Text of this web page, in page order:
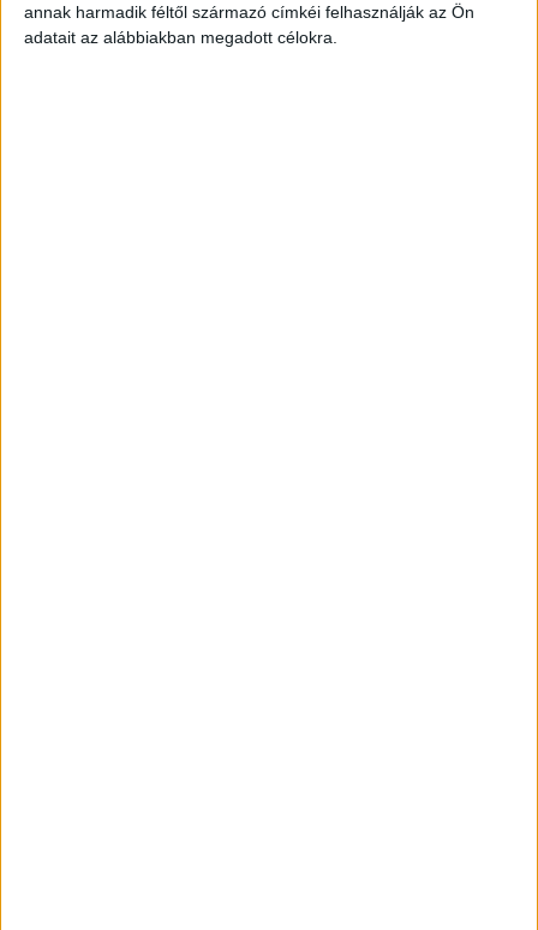
annak harmadik féltől származó címkéi felhasználják az Ön
adatait az alábbiakban megadott célokra.